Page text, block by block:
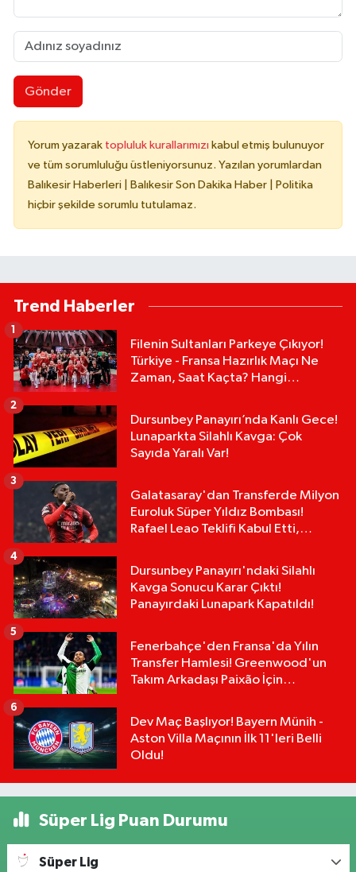
Gönder
Yorum yazarak topluluk kurallarımızı kabul etmiş bulunuyor
ve tüm sorumluluğu üstleniyorsunuz. Yazılan yorumlardan
Balıkesir Haberleri | Balıkesir Son Dakika Haber | Politika
hiçbir şekilde sorumlu tutulamaz.
Trend Haberler
Filenin Sultanları Parkeye Çıkıyor!
Türkiye - Fransa Hazırlık Maçı Ne
Zaman, Saat Kaçta? Hangi
1
Dursunbey Panayırı’nda Kanlı Gece!
Lunaparkta Silahlı Kavga: Çok
Sayıda Yaralı Var!
2
Galatasaray'dan Transferde Milyon
Euroluk Süper Yıldız Bombası!
Rafael Leao Teklifi Kabul Etti,
3
Dursunbey Panayırı'ndaki Silahlı
Kavga Sonucu Karar Çıktı!
Panayırdaki Lunapark Kapatıldı!
4
Fenerbahçe'den Fransa'da Yılın
Transfer Hamlesi! Greenwood'un
Takım Arkadaşı Paixão İçin
5
Dev Maç Başlıyor! Bayern Münih -
Aston Villa Maçının İlk 11'leri Belli
Oldu!
6
Süper Lig Puan Durumu
Süper Lig